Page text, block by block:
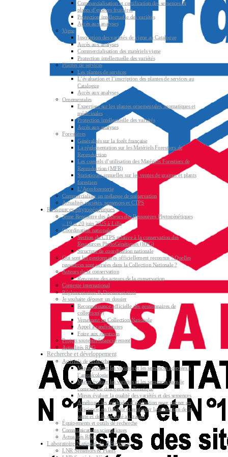
Commercialisation et certification des semences &
plants d’espèces fruitières
Protection intellectuelle des variétés
Accès aux analyses
Vigne
Inscription des variétés de vigne au Catalogue
Accès aux analyses
Commercialisation des matériels vigne
Protection intellectuelle des variétés
Plantes de services
Les plantes de services
L’évaluation et l’inscription des plantes de services au
Catalogue
Accès aux analyses
Ornementales
Expertises sur les plantes ornementales, aromatiques et
médicinales
Protection intellectuelle des variétés
Accès aux analyses
Forestières
Généralités sur la forêt française
La réglementation sur les Matériels Forestiers de
Reproduction
Les conseils d’utilisation des Matériels Forestiers de
Reproduction (MFR)
Statistiques annuelles sur les ventes de graines et plants
forestiers
L’Agroforesterie
Commercialiser un mélange de préservation
Actualités variétés, semences et CTPS
Ressources phytogénétiques
3ème Rencontre des Acteurs des Ressources Phytogénétiques
– 19 et 20 juin 2025 à Lille
Coordination nationale
Section du CTPS relative à la conservation des
Ressources PhytoGénétiques (RPG)
Structure de coordination nationale
Qui sont les gestionnaires officiellement reconnus ? Quelles
ressources sont versées dans la Collection Nationale ?
Acteurs de la conservation
Rencontre des acteurs de la conservation
Contexte international
Réglementation & Documentation
Je souhaite déposer un dossier
Reconnaissance officielle des gestionnaires de
collection(s)
Versement en Collection Nationale
Appel à candidatures
Foire aux questions
Projets soutenus financièrement
Actualités RPG
Recherche et développement
Activités de recherche
Mieux évaluer les variétés et les semences adaptées à
l’agroécologie
Mieux évaluer les variétés et les semences dans le
contexte du changement climatique
Mieux évaluer la qualité des variétés et des semences
Améliorer les méthodes d’évaluation pour gagner en
efficience, en fiabilité et renforcer la protection de la
santé et de la sécurité au travail
Équipements et outils de recherche
Communications scientifiques
Actualités R&D
Laboratoire National de Référence
LNR Semences & Plants